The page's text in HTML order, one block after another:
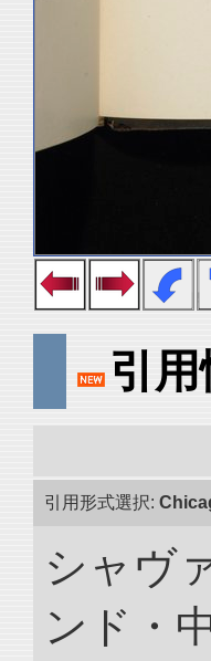
引
引用形式選択:
シャヴ
ンド・